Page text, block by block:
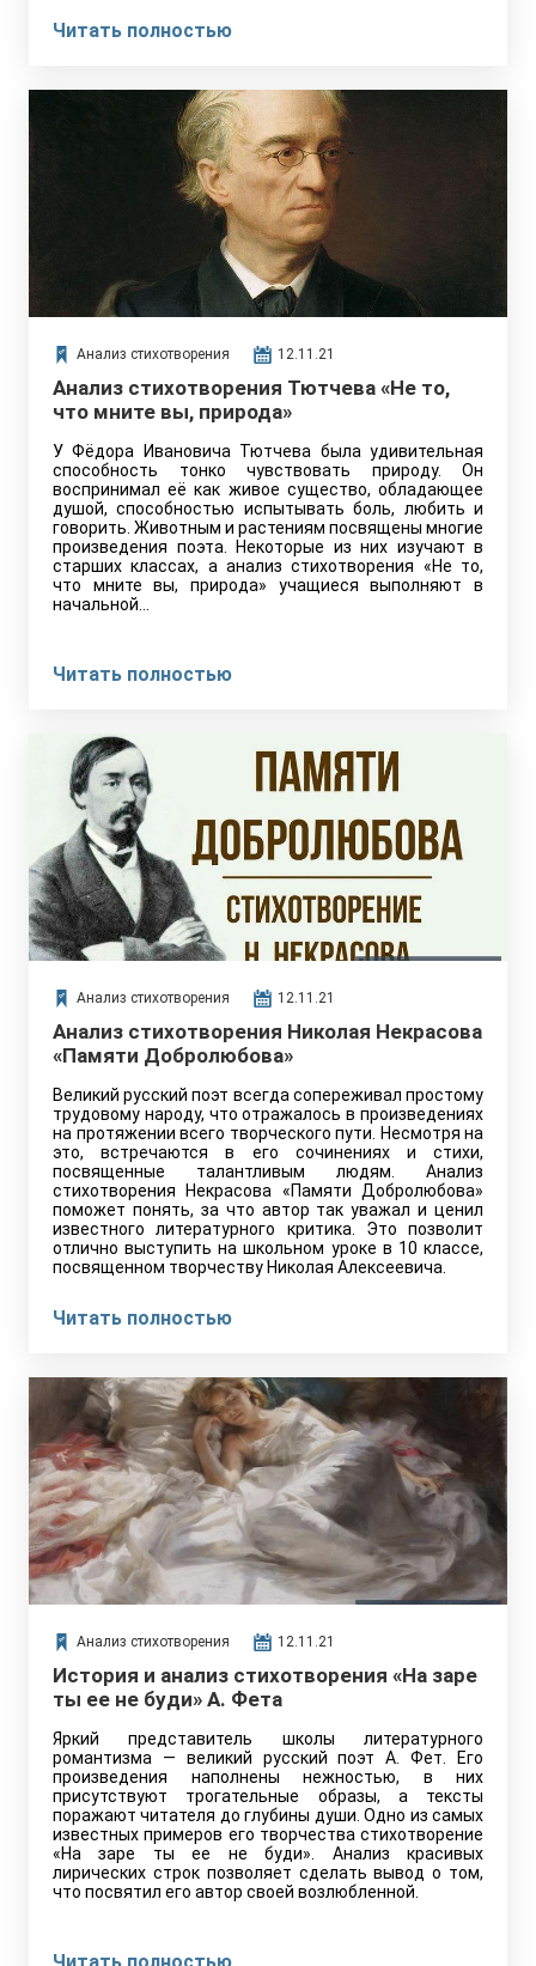
Читать полностью
Анализ стихотворения 12.11.21
Анализ стихотворения Тютчева «Не то,
что мните вы, природа»
У Фёдора Ивановича Тютчева была удивительная
способность тонко чувствовать природу. Он
воспринимал её как живое существо, обладающее
душой, способностью испытывать боль, любить и
говорить. Животным и растениям посвящены многие
произведения поэта. Некоторые из них изучают в
старших классах, а анализ стихотворения «Не то,
что мните вы, природа» учащиеся выполняют в
начальной…
Читать полностью
Анализ стихотворения 12.11.21
Анализ стихотворения Николая Некрасова
«Памяти Добролюбова»
Великий русский поэт всегда сопереживал простому
трудовому народу, что отражалось в произведениях
на протяжении всего творческого пути. Несмотря на
это, встречаются в его сочинениях и стихи,
посвященные талантливым людям. Анализ
стихотворения Некрасова «Памяти Добролюбова»
поможет понять, за что автор так уважал и ценил
известного литературного критика. Это позволит
отлично выступить на школьном уроке в 10 классе,
посвященном творчеству Николая Алексеевича.
Читать полностью
Анализ стихотворения 12.11.21
История и анализ стихотворения «На заре
ты ее не буди» А. Фета
Яркий представитель школы литературного
романтизма — великий русский поэт А. Фет. Его
произведения наполнены нежностью, в них
присутствуют трогательные образы, а тексты
поражают читателя до глубины души. Одно из самых
известных примеров его творчества стихотворение
«На заре ты ее не буди». Анализ красивых
лирических строк позволяет сделать вывод о том,
что посвятил его автор своей возлюбленной.